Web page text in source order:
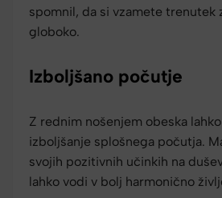
spomnil, da si vzamete trenutek
globoko.
Izboljšano počutje
Z rednim nošenjem obeska
izboljšanje splošnega počutja.
svojih pozitivnih učinkih na
lahko vodi v bolj harmonično